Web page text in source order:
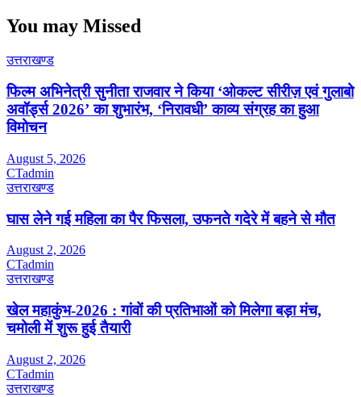
You may Missed
उत्तराखण्ड
फिल्म अभिनेत्री सुनीता राजवार ने किया ‘ओकल्ट सीरीज़ एवं गुलाबो
अवॉर्ड्स 2026’ का शुभारंभ, ‘निरावधी’ काव्य संग्रह का हुआ
विमोचन
August 5, 2026
CTadmin
उत्तराखण्ड
घास लेने गई महिला का पैर फिसला, उफनते गदेरे में बहने से मौत
August 2, 2026
CTadmin
उत्तराखण्ड
खेल महाकुंभ-2026 : गांवों की प्रतिभाओं को मिलेगा बड़ा मंच,
चमोली में शुरू हुई तैयारी
August 2, 2026
CTadmin
उत्तराखण्ड